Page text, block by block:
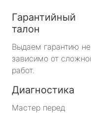
Гарантийный
талон
Выдаем гарантию не
зависимо от
работ.
Диагностика
Мастер перед